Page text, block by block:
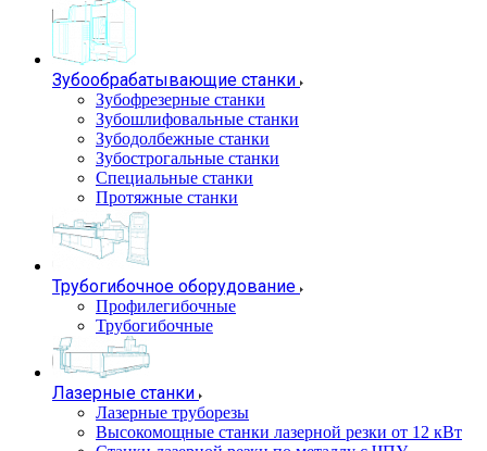
Зубообрабатывающие станки
Зубофрезерные станки
Зубошлифовальные станки
Зубодолбежные станки
Зубострогальные станки
Специальные станки
Протяжные станки
Трубогибочное оборудование
Профилегибочные
Трубогибочные
Лазерные станки
Лазерные труборезы
Высокомощные станки лазерной резки от 12 кВт